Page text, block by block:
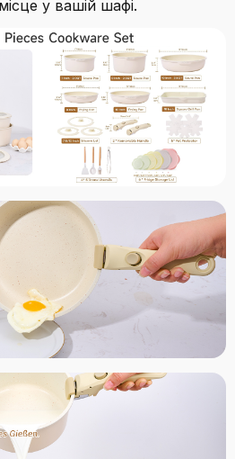
у вашій шафі.